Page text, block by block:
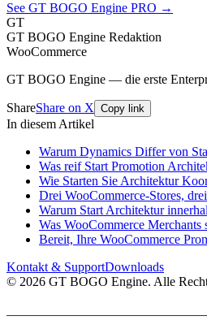
See GT BOGO Engine PRO →
GT
GT BOGO Engine Redaktion
WooCommerce
GT BOGO Engine — die erste
ShareShare on X Copy link
In diesem Artikel
Warum Dynamics Differ von
Was reif Start Promotion
Wie Starten Sie Architektur
Drei WooCommerce-Stores,
Warum Start Architektur
Was WooCommerce
Bereit, Ihre WooCommerce
Kontakt & SupportDownloads
© 2026 GT BOGO Engine. Alle